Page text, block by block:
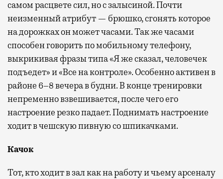
самом расцвете сил, но с залысиной. Почти
неизменный атрибут — брюшко, сгонять которое
на дорожках он может часами. Так же часами
способен говорить по мобильному телефону,
выкрикивая фразы типа «Я же сказал, человечек
подъедет» и «Все на контроле». Особенно активен в
районе 6–8 вечера в будни. В конце тренировки
непременно взвешивается, после чего его
настроение резко падает. Поднимать настроение
ходит в чешскую пивную со шпикачками.
Качок
Тот, кто ходит в зал как на работу и чьему арсеналу